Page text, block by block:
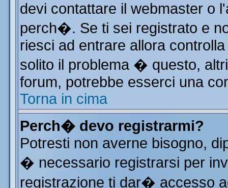
devi contattare il webmaster o
perch�. Se ti sei registrato e
riesci ad entrare allora
solito il problema � questo,
forum, potrebbe esserci una
Torna in cima
Perch� devo registrarmi?
Potresti non averne bisogno,
� necessario registrarsi per
registrazione ti dar� accesso